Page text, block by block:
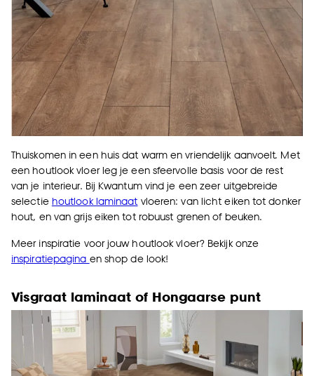
Thuiskomen in een huis dat warm en vriendelijk aanvoelt. Met
een houtlook vloer leg je een sfeervolle basis voor de rest
van je interieur. Bij Kwantum vind je een zeer uitgebreide
selectie houtlook laminaat vloeren: van licht eiken tot donker
hout, en van grijs eiken tot robuust grenen of beuken.
Meer inspiratie voor jouw houtlook vloer? Bekijk onze
inspiratiepagina en shop de look!
Visgraat laminaat of Hongaarse punt